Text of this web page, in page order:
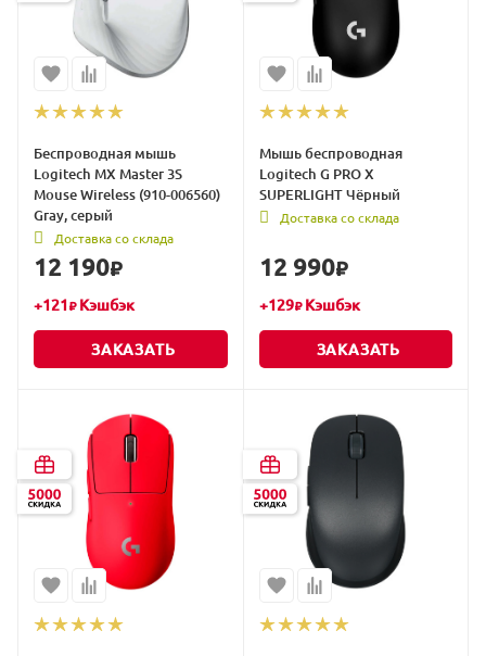
Беспроводная мышь
Logitech MX Master 3S
Mouse Wireless (910-006560)
Gray, серый
Доставка со склада
12 190₽
+121₽Кэшбэк
ЗАКАЗАТЬ
Мышь беспроводная
Logitech G PRO X
SUPERLIGHT Чёрный
Доставка со склада
12 990₽
+129₽Кэшбэк
ЗАКАЗАТЬ